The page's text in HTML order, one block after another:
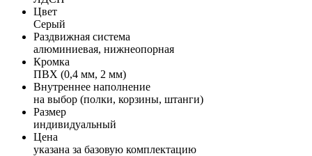
Цвет
Серый
Раздвижная система
алюминиевая, нижнеопорная
Кромка
ПВХ (0,4 мм, 2 мм)
Внутреннее наполнение
на выбор (полки, корзины, штанги)
Размер
индивидуальный
Цена
указана за базовую комплектацию